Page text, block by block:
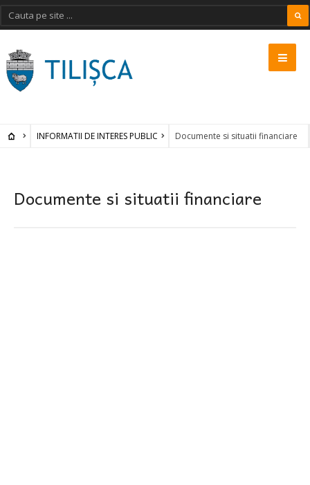
INFORMATII DE INTERES PUBLIC Documente si situatii financiare
Documente si situatii financiare